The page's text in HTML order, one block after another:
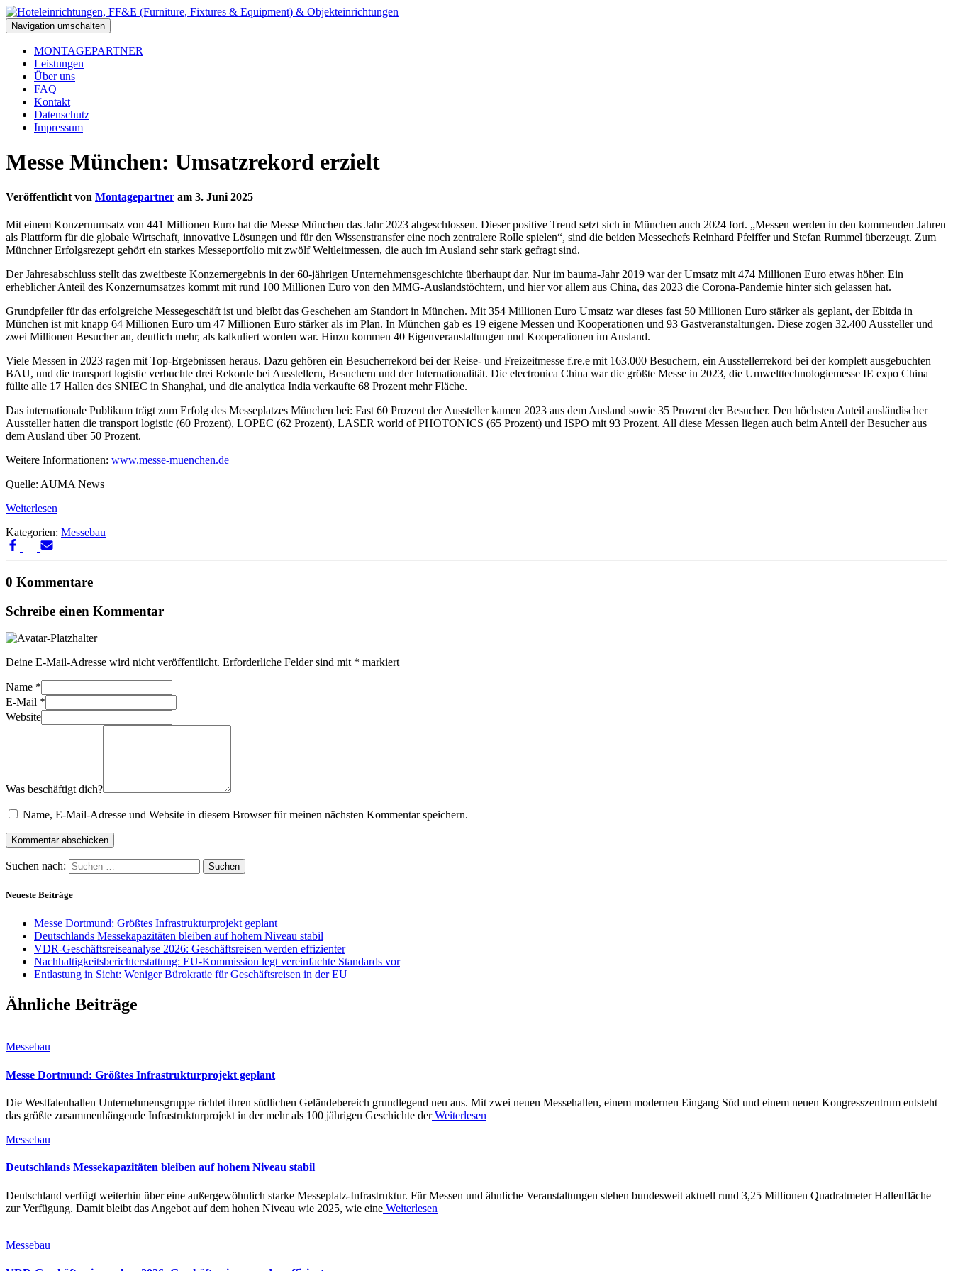
Navigation umschalten
MONTAGEPARTNER
Leistungen
Über uns
FAQ
Kontakt
Datenschutz
Impressum
Messe München: Umsatzrekord erzielt
Veröffentlicht von Montagepartner am 3. Juni 2025
Mit einem Konzernumsatz von 441 Millionen Euro hat die Messe München das Jahr 2023 abgeschlossen. Dieser positive Trend setzt sich in München auch 2024 fort. „Messen werden in den kommenden Jahren
als Plattform für die globale Wirtschaft, innovative Lösungen und für den Wissenstransfer eine noch zentralere Rolle spielen“, sind die beiden Messechefs Reinhard Pfeiffer und Stefan Rummel überzeugt. Zum
Münchner Erfolgsrezept gehört ein starkes Messeportfolio mit zwölf Weltleitmessen, die auch im Ausland sehr stark gefragt sind.
Der Jahresabschluss stellt das zweitbeste Konzernergebnis in der 60-jährigen Unternehmensgeschichte überhaupt dar. Nur im bauma-Jahr 2019 war der Umsatz mit 474 Millionen Euro etwas höher. Ein
erheblicher Anteil des Konzernumsatzes kommt mit rund 100 Millionen Euro von den MMG-Auslandstöchtern, und hier vor allem aus China, das 2023 die Corona-Pandemie hinter sich gelassen hat.
Grundpfeiler für das erfolgreiche Messegeschäft ist und bleibt das Geschehen am Standort in München. Mit 354 Millionen Euro Umsatz war dieses fast 50 Millionen Euro stärker als geplant, der Ebitda in
München ist mit knapp 64 Millionen Euro um 47 Millionen Euro stärker als im Plan. In München gab es 19 eigene Messen und Kooperationen und 93 Gastveranstaltungen. Diese zogen 32.400 Aussteller und
zwei Millionen Besucher an, deutlich mehr, als kalkuliert worden war. Hinzu kommen 40 Eigenveranstaltungen und Kooperationen im Ausland.
Viele Messen in 2023 ragen mit Top-Ergebnissen heraus. Dazu gehören ein Besucherrekord bei der Reise- und Freizeitmesse f.re.e mit 163.000 Besuchern, ein Ausstellerrekord bei der komplett ausgebuchten
BAU, und die transport logistic verbuchte drei Rekorde bei Ausstellern, Besuchern und der Internationalität. Die electronica China war die größte Messe in 2023, die Umwelttechnologiemesse IE expo China
füllte alle 17 Hallen des SNIEC in Shanghai, und die analytica India verkaufte 68 Prozent mehr Fläche.
Das internationale Publikum trägt zum Erfolg des Messeplatzes München bei: Fast 60 Prozent der Aussteller kamen 2023 aus dem Ausland sowie 35 Prozent der Besucher. Den höchsten Anteil ausländischer
Aussteller hatten die transport logistic (60 Prozent), LOPEC (62 Prozent), LASER world of PHOTONICS (65 Prozent) und ISPO mit 93 Prozent. All diese Messen liegen auch beim Anteil der Besucher aus
dem Ausland über 50 Prozent.
Weitere Informationen: www.messe-muenchen.de
Quelle: AUMA News
Weiterlesen
Kategorien: Messebau
0 Kommentare
Schreibe einen Kommentar
Deine E-Mail-Adresse wird nicht veröffentlicht. Erforderliche Felder sind mit * markiert
Name *
E-Mail *
Website
Was beschäftigt dich?
Name, E-Mail-Adresse und Website in diesem Browser für meinen nächsten Kommentar speichern.
Suchen nach:
Neueste Beiträge
Messe Dortmund: Größtes Infrastrukturprojekt geplant
Deutschlands Messekapazitäten bleiben auf hohem Niveau stabil
VDR-Geschäftsreiseanalyse 2026: Geschäftsreisen werden effizienter
Nachhaltigkeitsberichterstattung: EU-Kommission legt vereinfachte Standards vor
Entlastung in Sicht: Weniger Bürokratie für Geschäftsreisen in der EU
Ähnliche Beiträge
Messebau
Messe Dortmund: Größtes Infrastrukturprojekt geplant
Die Westfalenhallen Unternehmensgruppe richtet ihren südlichen Geländebereich grundlegend neu aus. Mit zwei neuen Messehallen, einem modernen Eingang Süd und einem neuen Kongresszentrum entsteht
das größte zusammenhängende Infrastrukturprojekt in der mehr als 100 jährigen Geschichte derWeiterlesen
Messebau
Deutschlands Messekapazitäten bleiben auf hohem Niveau stabil
Deutschland verfügt weiterhin über eine außergewöhnlich starke Messeplatz-Infrastruktur. Für Messen und ähnliche Veranstaltungen stehen bundesweit aktuell rund 3,25 Millionen Quadratmeter Hallenfläche
zur Verfügung. Damit bleibt das Angebot auf dem hohen Niveau wie 2025, wie eine Weiterlesen
Messebau